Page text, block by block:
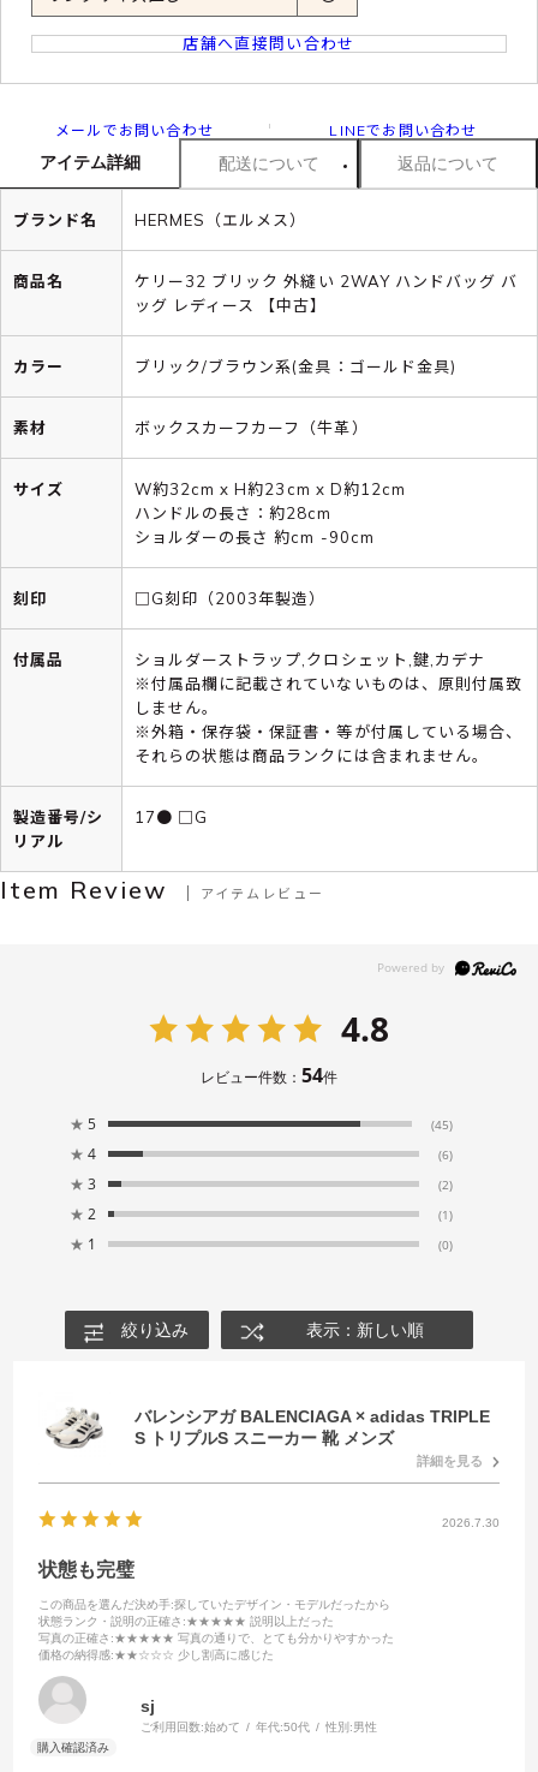
店舗へ直接問い合わせ
メールでお問い合わせ LINEでお問い合わせ
アイテム詳細 配送について 返品について
ブランド名 HERMES（エルメス）
商品名
ケリー32 ブリック 外縫い 2WAY ハンドバッグ バ
ッグ レディース 【中古】
カラー ブリック/ブラウン系(金具：ゴールド金具)
素材 ボックスカーフカーフ（牛革）
サイズ
W約32cm x H約23cm x D約12cm
ハンドルの長さ：約28cm
ショルダーの長さ 約cm -90cm
刻印 □G刻印（2003年製造）
付属品
ショルダーストラップ,クロシェット,鍵,カデナ
※付属品欄に記載されていないものは、原則付属致
しません。
※外箱・保存袋・保証書・等が付属している場合、
それらの状態は商品ランクには含まれません。
製造番号/シ
リアル
17● □G
Item Review アイテムレビュー
4.8
レビュー件数： 54件
★ 5 (45)
★ 4 (6)
★ 3 (2)
★ 2 (1)
★ 1 (0)
絞り込み 表示：新しい順
バレンシアガ BALENCIAGA × adidas TRIPLE
S トリプルS スニーカー 靴 メンズ
詳細を見る
2026.7.30
状態も完璧
この商品を選んだ決め手:探していたデザイン・モデルだったから
状態ランク・説明の正確さ :★★★★★ 説明以上だった
写真の正確さ :★★★★★ 写真の通りで、とても分かりやすかった
価格の納得感:★★☆☆☆ 少し割高に感じた
sj
ご利用回数:始めて 年代:50代 性別:男性